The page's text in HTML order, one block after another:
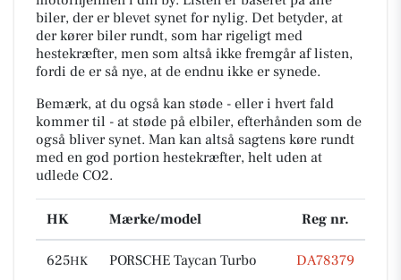
biler, der er blevet synet for nylig. Det betyder, at
der kører biler rundt, som har rigeligt med
hestekræfter, men som altså ikke fremgår af listen,
fordi de er så nye, at de endnu ikke er synede.
Bemærk, at du også kan støde - eller i hvert fald
kommer til - at støde på elbiler, efterhånden som de
også bliver synet. Man kan altså sagtens køre rundt
med en god portion hestekræfter, helt uden at
udlede CO2.
HK Mærke/model Reg nr.
625HK PORSCHE Taycan Turbo DA78379